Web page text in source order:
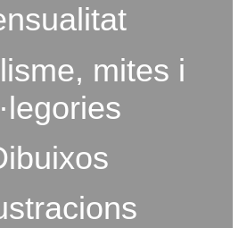
mites i